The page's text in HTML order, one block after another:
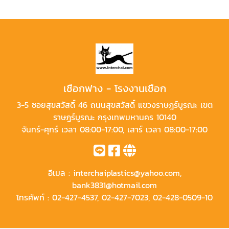
เชือกฟาง - โรงงานเชือก
3-5 ซอยสุขสวัสดิ์ 46 ถนนสุขสวัสดิ์ แขวงราษฎร์บูรณะ เขต
ราษฎร์บูรณะ กรุงเทพมหานคร 10140
จันทร์-ศุกร์ เวลา 08:00-17:00, เสาร์ เวลา 08:00-17:00
อีเมล : interchaiplastics@yahoo.com,
bank3831@hotmail.com
โทรศัพท์ : 02-427-4537, 02-427-7023, 02-428-0509-10